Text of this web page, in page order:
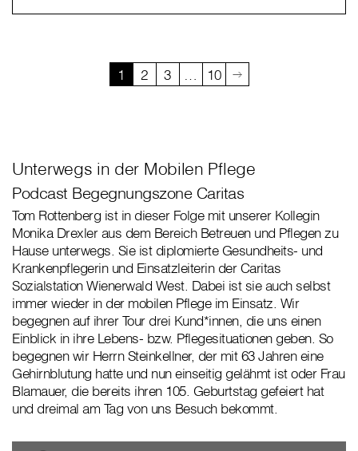
1 2 3 10
Unterwegs in der Mobilen Pflege
Podcast Begegnungszone Caritas
Tom Rottenberg ist in dieser Folge mit unserer Kollegin
Monika Drexler aus dem Bereich Betreuen und Pflegen zu
Hause unterwegs. Sie ist diplomierte Gesundheits- und
Krankenpflegerin und Einsatzleiterin der Caritas
Sozialstation Wienerwald West. Dabei ist sie auch selbst
immer wieder in der mobilen Pflege im Einsatz. Wir
begegnen auf ihrer Tour drei Kund*innen, die uns einen
Einblick in ihre Lebens- bzw. Pflegesituationen geben. So
begegnen wir Herrn Steinkellner, der mit 63 Jahren eine
Gehirnblutung hatte und nun einseitig gelähmt ist oder Frau
Blamauer, die bereits ihren 105. Geburtstag gefeiert hat
und dreimal am Tag von uns Besuch bekommt.